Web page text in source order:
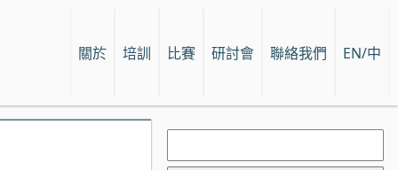
關於 培訓 比賽 研討會 聯絡我們 EN/中
Search
for: